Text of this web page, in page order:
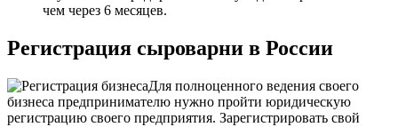
чем через 6 месяцев.
Регистрация сыроварни в России
Для полноценного ведения своего
бизнеса предпринимателю нужно пройти юридическую
регистрацию своего предприятия. Зарегистрировать свой